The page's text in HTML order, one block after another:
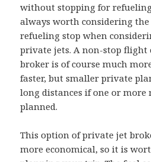
without stopping for
always worth considering
refueling stop when
private jets. A non-stop
broker is of course much
faster, but smaller private
long distances if one or more
planned.
This option of private jet
more economical, so it is